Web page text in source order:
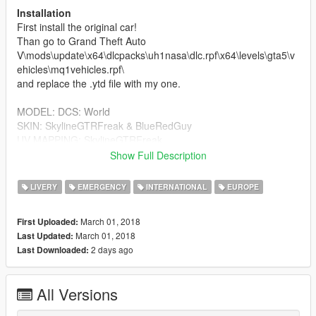
Installation
First install the original car!
Than go to Grand Theft Auto
V\mods\update\x64\dlcpacks\uh1nasa\dlc.rpf\x64\levels\gta5\v
ehicles\mq1vehicles.rpf\
and replace the .ytd file with my one.
MODEL: DCS: World
SKIN: SkylineGTRFreak & BlueRedGuy
SCREENSHOTS: BlueRedGuy
I hope you enjoy
Deutsch:
Gültigkeitsdatum: 26.03.2018
§1: Mit dem Download dieses Produktes stimmen sie den
folgenden Nutzungsbedingungen automatisch zu.
Show Full Description
LIVERY EMERGENCY INTERNATIONAL EUROPE
First Uploaded: March 01, 2018
Last Updated: March 01, 2018
Last Downloaded: 2 days ago
All Versions